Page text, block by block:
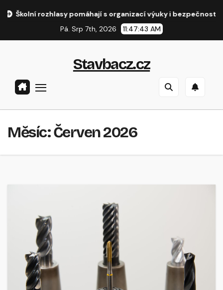
rozhlasy pomáhají s organizací výuky i bezpečností
Pá. Srp 7th, 2026
11:47:44 AM
Stavbacz.cz
Měsíc:Červen 2026